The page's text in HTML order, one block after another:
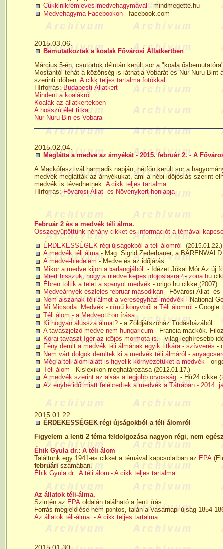
Cukkinikrémleves medvehagymával - mindmegette.hu
Medvehagyma Facebookon- facebook.com
2015.03.06.
Bemutatkoztak a koalák Fővárosi Állatkertben
Március 5-én, csütörtök délután került sor a "koala
Mostantól tehát a közönség is láthatja Vobarát és Nur-Nuru-
szerinti időben. A cikk teljes tartalma fotókkal
Hírforrás:Budapesti Állatkert
Mindent a koalákról
Koalák az állatkertekben
A hosszú élet titka
Nur-Nuru-Bin és Vobara
2015.02.04.
Meglátta a medve az árnyékát - 2015. február 2. - A
A Mackófesztivál harmadik napján, hétfőn került sor a
medvék meglátták az árnyékukat, ami a népi időjóslás szerint
medvék is tévedhetnek. A cikk teljes tartalma...
Hírforrás:Fővárosi Állat- és Növénykert honlapja
Február 2 és a medvék téli álma.
Összegyűjtöttünk néhány cikket és információt a témával
ÉRDEKESSÉGEK régi újságokból a téli álomról
(2015.01.22.)
A medvék téli álma- Mag. Sigrid Zederbauer, a
A medve-hiedelem - Medve és az időjárás
Mikor a medve kijön a barlangjából - Idézet Jókai Mór Az új
Miért hisszük, hogy a medve képes időjóslásra?-zóna.hu
Ébren töltik a telet a spanyol medvék - origo.hu cikke (2007)
Medveárnyék észlelés február másodikán- Fővárosi Állat- és
Nem alszanak téli álmot a veresegyházi medvék- National
Mi Micsoda: Medvék - című könyvből a Téli álomról - Google
Téli álom - a Medveotthon írása
Ki hogyan alussza álmát? - a Zöldjátszóház Tudásházából
A tavaszjelző medve nem hungaricum - Francia mackók.
Korai tavaszt ígér az időjós mormota is. - világ leghíresebb
Fény derült a medvék téli álmának egyik titkára - szívverés -
Nem várt dolgok derültek ki a medvék téli álmáról -
Még a téli álom alatt is figyelik környezetüket a medvék-
Téli álom - Kislexikon meghatározása (2012.01.17.)
A medvék szerint az alvás a legjobb orvosság. - Hír24 cikke
Az enyhe idő miatt felébredtek a medvék a Tátrában - 2014.
2015.01.22.
ÉRDEKESSÉGEK régi újságokból a téli álomról
Figyelem a lenti 2 téma feldolgozása nagyon régi, nem
Éhik Gyula dr.: A téli álom
Találtunk egy 1941-es cikket a témával kapcsolatban az EPA
februári számában.
Éhik Gyula dr.: A téli álom - A cikk teljes tartalma
Az állatok téli-álma.
Szintén az EPAoldalán található a fenti írás.
Forrás megjelölése nem pontos, talán a Vasárnapi újság 1854-
Az állatok téli-álma. - A cikk teljes tartalma
2015.01.30.